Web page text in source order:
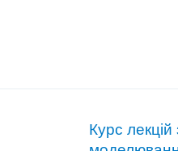
Курс